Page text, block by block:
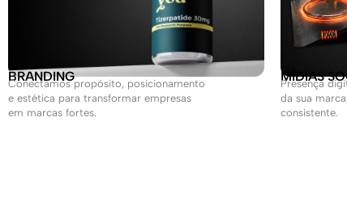
BRANDING
Conectamos propósito, posicionamento
e estética para transformar empresas
em marcas fortes.
MÍDIAS
Presença
da sua
consistente.